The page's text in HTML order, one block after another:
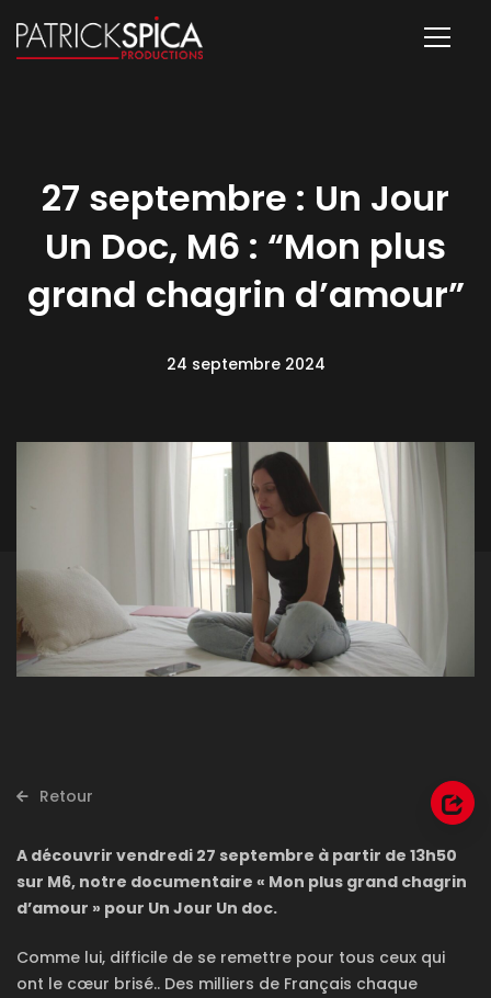
27 septembre : Un Jour
Un Doc, M6 : “Mon plus
grand chagrin d’amour”
24 septembre 2024
Retour
A découvrir vendredi 27 septembre à partir de 13h50
sur M6, notre documentaire « Mon plus grand chagrin
d’amour » pour Un Jour Un doc.
Comme lui, difficile de se remettre pour tous ceux qui
ont le cœur brisé.. Des milliers de Français chaque